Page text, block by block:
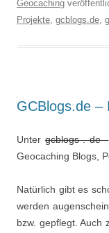
Geocaching
Projekte, gcblogs.de,
GCBlogs.de –
Untergcblogs . de
Geocaching Blogs,
Natürlich gibt es
werden
bzw. gepflegt. Auch